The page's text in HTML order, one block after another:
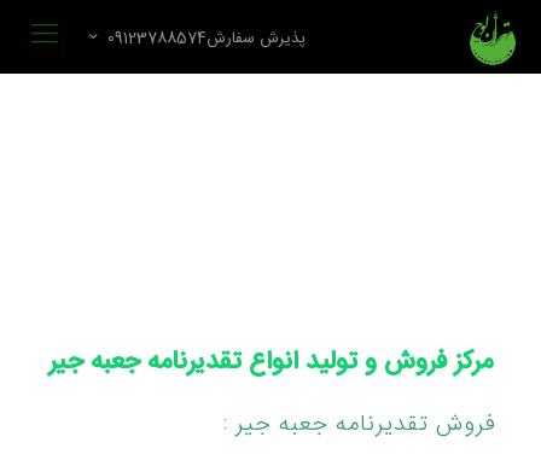
پذیرش سفارش09123788574
مرکز فروش و تولید انواع تقدیرنامه جعبه جیر
فروش تقدیرنامه جعبه جیر :